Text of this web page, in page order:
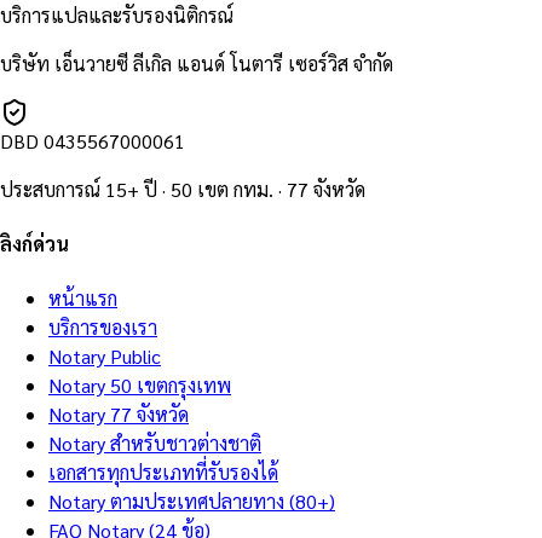
บริการแปลและรับรองนิติกรณ์
บริษัท เอ็นวายซี ลีเกิล แอนด์ โนตารี เซอร์วิส จำกัด
DBD 0435567000061
ประสบการณ์ 15+ ปี · 50 เขต กทม. · 77 จังหวัด
ลิงก์ด่วน
หน้าแรก
บริการของเรา
Notary Public
Notary 50 เขตกรุงเทพ
Notary 77 จังหวัด
Notary สำหรับชาวต่างชาติ
เอกสารทุกประเภทที่รับรองได้
Notary ตามประเทศปลายทาง (80+)
FAQ Notary (24 ข้อ)